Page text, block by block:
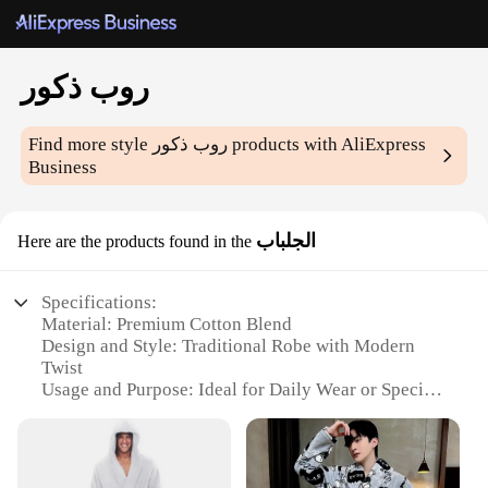
روب ذكور
Find more style روب ذكور products with AliExpress
Business
Here are the products found in the الجلباب
Specifications:
Material: Premium Cotton Blend
Design and Style: Traditional Robe with Modern
Twist
Usage and Purpose: Ideal for Daily Wear or Special
Shape or Size: Comfortably Fits Most Body Types
Performance and Property: Breathable and Durable